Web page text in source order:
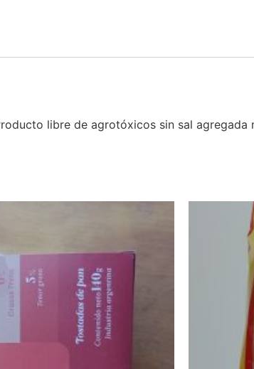
libre de agrotóxicos sin sal agregada